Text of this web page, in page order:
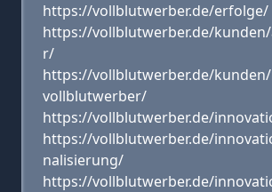
https://vollblutwerber.de/erfolge/
https://vollblutwerber.de/
r/
https://vollblutwerber.de/
vollblutwerber/
https://vollblutwerber.de/
https://vollblutwerber.de/
nalisierung/
https://vollblutwerber.de/